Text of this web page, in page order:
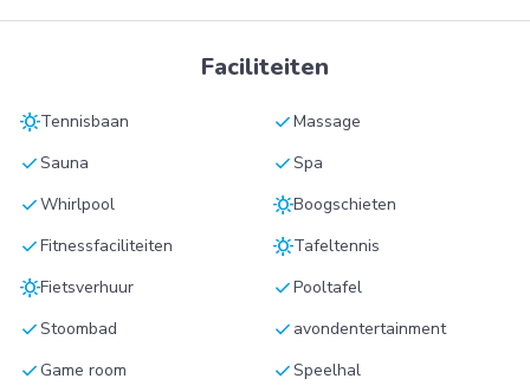
Faciliteiten
sunnyTennisbaan checkMassage
checkSauna checkSpa
checkWhirlpool sunnyBoogschieten
checkFitnessfaciliteiten sunnyTafeltennis
sunnyFietsverhuur checkPooltafel
checkStoombad check avondentertainment
check Game room checkSpeelhal